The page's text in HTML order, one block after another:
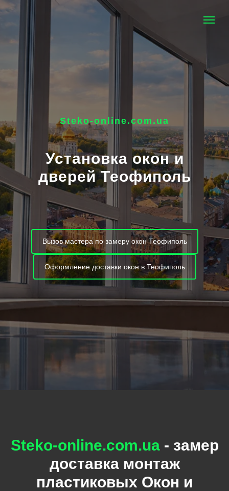
Steko-online.com.ua
Установка окон и
дверей Теофиполь
Вызов мастера по замеру окон Теофиполь
Оформление доставки окон в Теофиполь
Steko-online.com.ua- замер
доставка монтаж
пластиковых Окон и